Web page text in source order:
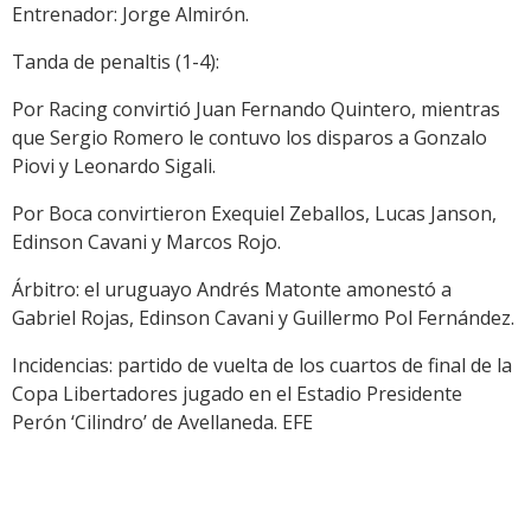
Entrenador: Jorge Almirón.
Tanda de penaltis (1-4):
Por Racing convirtió Juan Fernando Quintero, mientras
que Sergio Romero le contuvo los disparos a Gonzalo
Piovi y Leonardo Sigali.
Por Boca convirtieron Exequiel Zeballos, Lucas Janson,
Edinson Cavani y Marcos Rojo.
Árbitro: el uruguayo Andrés Matonte amonestó a
Gabriel Rojas, Edinson Cavani y Guillermo Pol Fernández.
Incidencias: partido de vuelta de los cuartos de final de la
Copa Libertadores jugado en el Estadio Presidente
Perón ‘Cilindro’ de Avellaneda. EFE